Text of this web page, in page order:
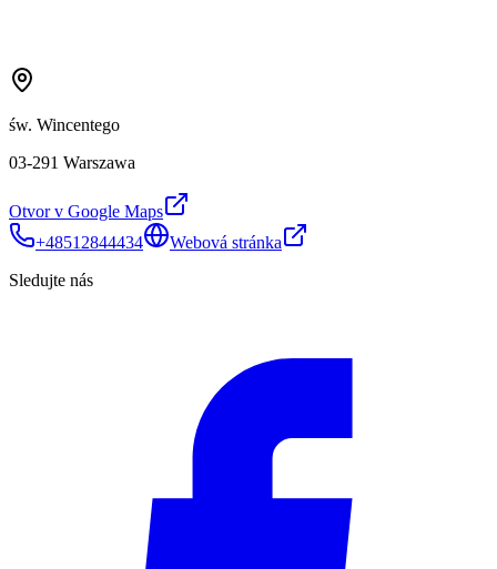
św. Wincentego
03-291 Warszawa
Otvor v Google Maps
+48512844434
Webová stránka
Sledujte nás